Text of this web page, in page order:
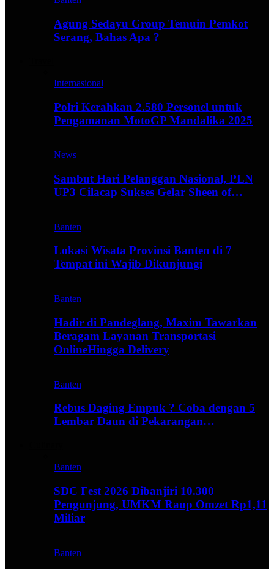
Agung Sedayu Group Temuin Pemkot
Serang, Bahas Apa ?
Internasional
Polri Kerahkan 2.580 Personel untuk
Pengamanan MotoGP Mandalika 2025
News
Sambut Hari Pelanggan Nasional, PLN
UP3 Cilacap Sukses Gelar Sheen of…
Banten
Lokasi Wisata Provinsi Banten di 7
Tempat ini Wajib Dikunjungi
Banten
Hadir di Pandeglang, Maxim Tawarkan
Beragam Layanan Transportasi
OnlineHingga Delivery
Banten
Rebus Daging Empuk ? Coba dengan 5
Lembar Daun di Pekarangan…
Banten
SDC Fest 2026 Dibanjiri 10.300
Pengunjung, UMKM Raup Omzet Rp1,11
Miliar
Banten